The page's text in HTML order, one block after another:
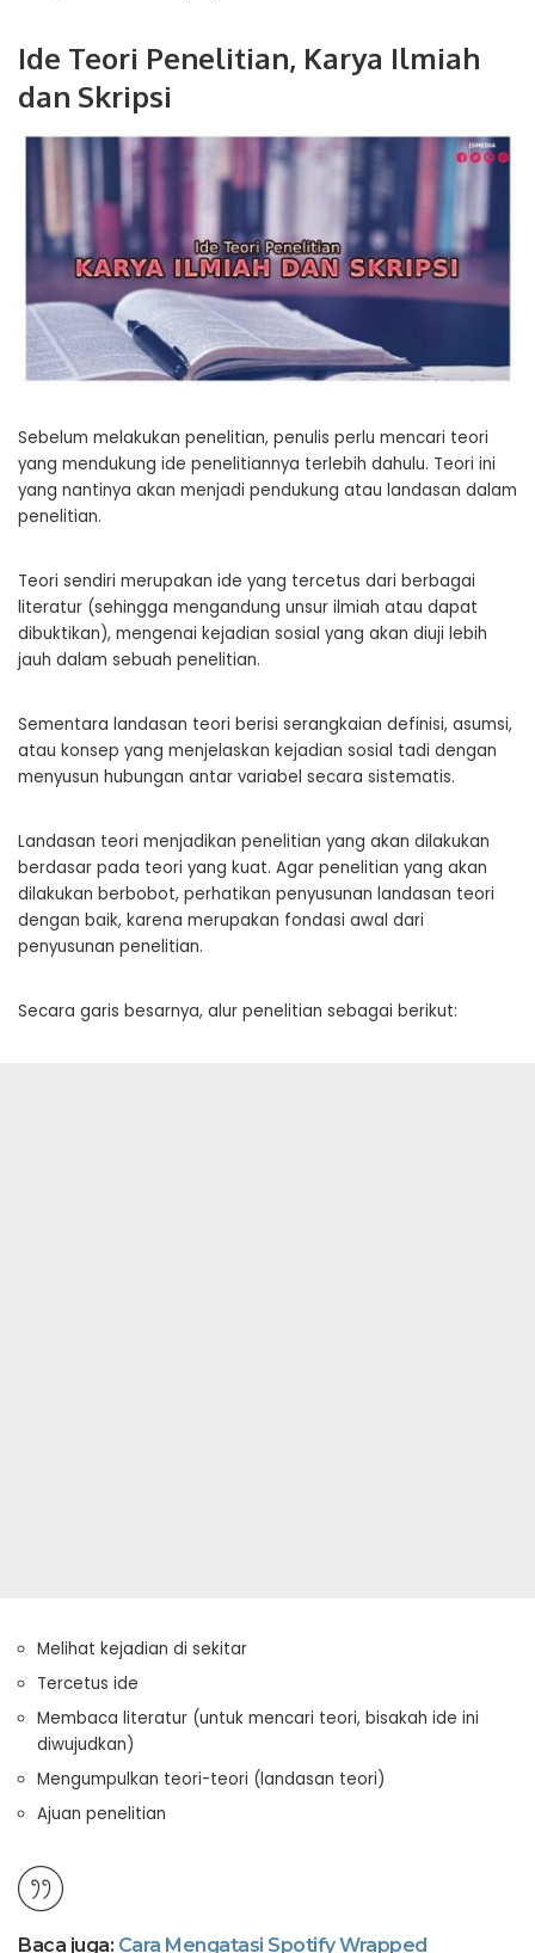
Ide Teori Penelitian, Karya Ilmiah
dan Skripsi
Sebelum melakukan penelitian, penulis perlu mencari teori
yang mendukung ide penelitiannya terlebih dahulu. Teori ini
yang nantinya akan menjadi pendukung atau landasan dalam
penelitian.
Teori sendiri merupakan ide yang tercetus dari berbagai
literatur (sehingga mengandung unsur ilmiah atau dapat
dibuktikan), mengenai kejadian sosial yang akan diuji lebih
jauh dalam sebuah penelitian.
Sementara landasan teori berisi serangkaian definisi, asumsi,
atau konsep yang menjelaskan kejadian sosial tadi dengan
menyusun hubungan antar variabel secara sistematis.
Landasan teori menjadikan penelitian yang akan dilakukan
berdasar pada teori yang kuat. Agar penelitian yang akan
dilakukan berbobot, perhatikan penyusunan landasan teori
dengan baik, karena merupakan fondasi awal dari
penyusunan penelitian.
Secara garis besarnya, alur penelitian sebagai berikut:
Melihat kejadian di sekitar
Tercetus ide
Membaca literatur (untuk mencari teori, bisakah ide ini
diwujudkan)
Mengumpulkan teori-teori (landasan teori)
Ajuan penelitian
Baca juga: Cara Mengatasi Spotify Wrapped